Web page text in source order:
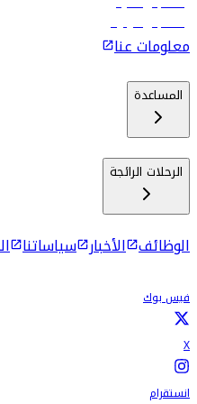
رحلات إلى كولومبو
معلومات عنا
المساعدة
الرحلات الرائجة
الوظائف الأخبار سياساتنا
فيس بوك
X
انستقرام